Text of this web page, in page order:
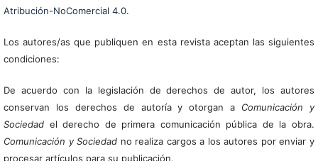
Atribución-NoComercial 4.0.
Los autores/as que publiquen en esta revista aceptan las siguientes
condiciones:
De acuerdo con la legislación de derechos de autor, los autores
conservan los derechos de autoría y otorgan a Comunicación y
Sociedadel derecho de primera comunicación pública de la obra.
Comunicación y Sociedad no realiza cargos a los autores por enviar y
procesar artículos para su publicación.